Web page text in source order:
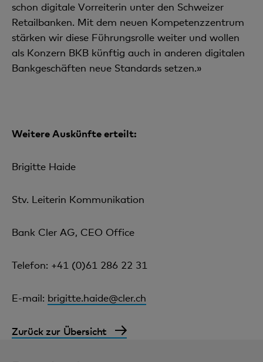
schon digitale Vorreiterin unter den Schweizer
Retailbanken. Mit dem neuen Kompetenzzentrum
stärken wir diese Führungsrolle weiter und wollen
als Konzern BKB künftig auch in anderen digitalen
Bankgeschäften neue Standards setzen.»
Weitere Auskünfte erteilt:
Brigitte Haide
Stv. Leiterin Kommunikation
Bank Cler AG, CEO Office
Telefon: +41 (0)61 286 22 31
E-mail: brigitte.haide@cler.ch
Zurück zur Übersicht